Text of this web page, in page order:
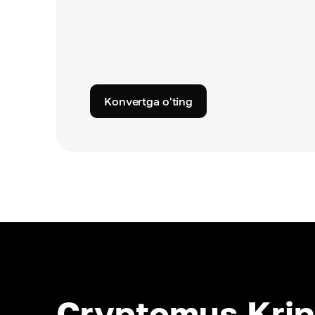
Konvertga o'ting